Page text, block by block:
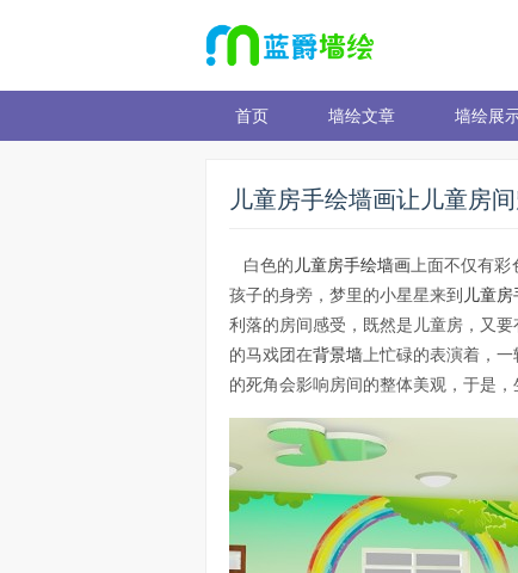
首页 墙绘文章 墙绘展
儿童房手绘墙画让儿童房
白色的 儿童房手绘墙画 上面不仅有
孩子的身旁，梦里的小星星来到 儿童房
利落的房间感受，既然是儿童房，又
的马戏团在背景墙上忙碌的表演着，
的死角会影响房间的整体美观，于是